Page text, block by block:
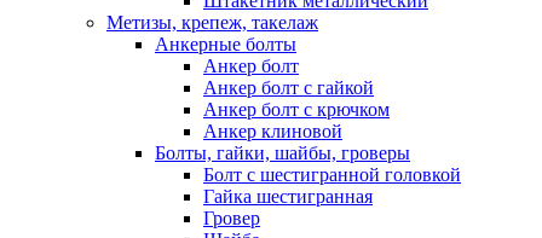
Метизы, крепеж, такелаж
Анкерные болты
Анкер болт
Анкер болт с гайкой
Анкер болт с крючком
Анкер клиновой
Болты, гайки, шайбы, гроверы
Болт c шестигранной головкой
Гайка шестигранная
Гровер